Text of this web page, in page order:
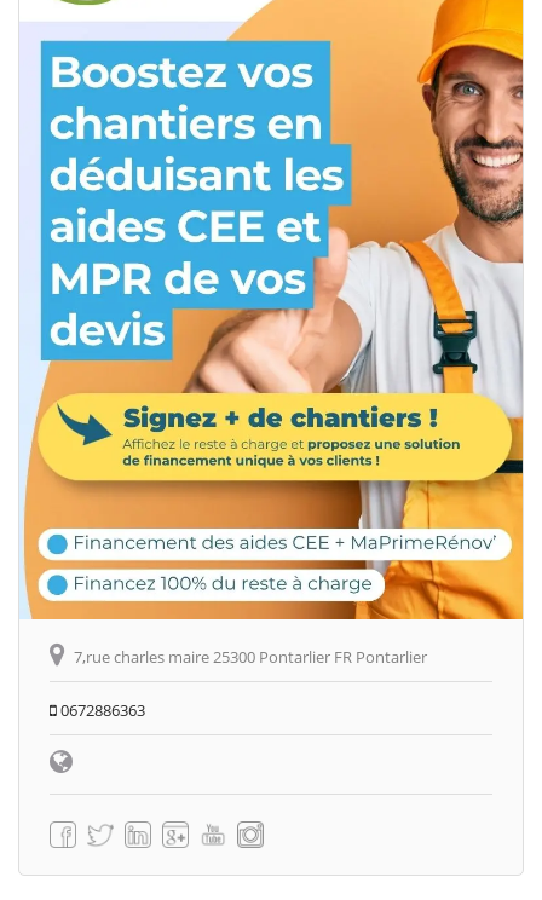
7,rue charles maire 25300 Pontarlier FR Pontarlier
0672886363